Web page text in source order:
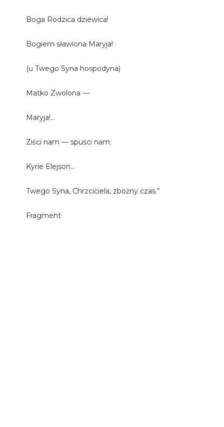
Boga Rodzica dziewica!
Bogiem sławiona Maryja!
(u Twego Syna hospodyna)
Matko Zwolona —
Maryja!...
Ziści nam — spuści nam:
Kyrie Elejson...
Twego Syna, Chrzciciela, zbożny czas.”
Fragment